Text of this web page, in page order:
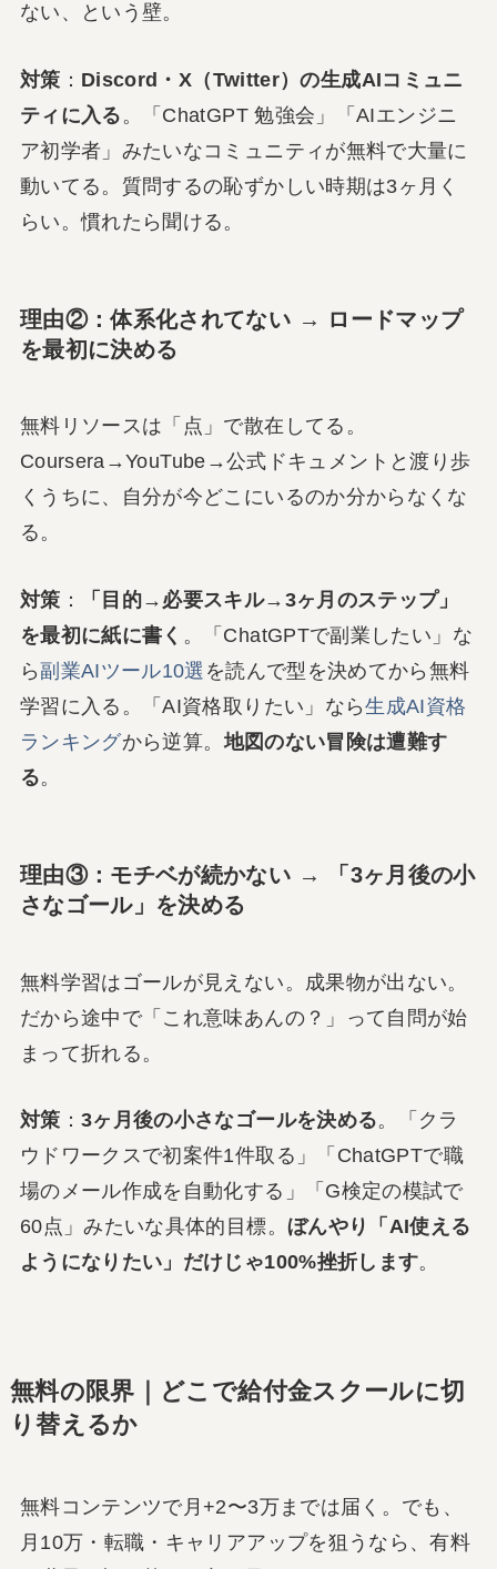
ない、という壁。
対策 ： Discord・X（Twitter）の生成AIコミュニ
ティに入る 。「ChatGPT 勉強会」「AIエンジニ
ア初学者」みたいなコミュニティが無料で大量に
動いてる。質問するの恥ずかしい時期は3ヶ月く
らい。慣れたら聞ける。
理由②：体系化されてない → ロードマップ
を最初に決める
無料リソースは「点」で散在してる。
Coursera→YouTube→公式ドキュメントと渡り歩
くうちに、自分が今どこにいるのか分からなくな
る。
対策 ：
「目的→必要スキル→3ヶ月のステップ」
を最初に紙に書く 。「ChatGPTで副業したい」な
ら副業AIツール10選 を読んで型を決めてから無料
学習に入る。「AI資格取りたい」なら生成AI資格
ランキングから逆算。地図のない冒険は遭難す
る。
理由③：モチベが続かない → 「3ヶ月後の小
さなゴール」を決める
無料学習はゴールが見えない。成果物が出ない。
だから途中で「これ意味あんの？」って自問が始
まって折れる。
対策 ： 3ヶ月後の小さなゴールを決める。「クラ
ウドワークスで初案件1件取る」「ChatGPTで職
場のメール作成を自動化する」「G検定の模試で
60点」みたいな具体的目標。 ぼんやり「AI使える
ようになりたい」だけじゃ100%挫折します。
無料の限界｜どこで給付金スクールに切
り替えるか
無料コンテンツで月+2〜3万までは届く。でも、
月10万・転職・キャリアアップを狙うなら、有料